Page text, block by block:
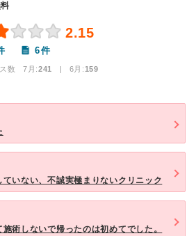
2.15
6件
数 7月:241 | 6月:159
いない、不誠実極まりないクリニック
術しないで帰ったのは初めてでした。